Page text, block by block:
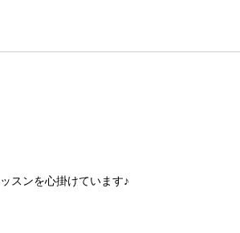
スンを心掛けています♪